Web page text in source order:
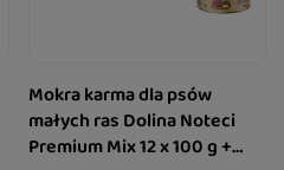
Mokra karma dla psów
małych ras Dolina Noteci
Premium Mix 12 x 100 g +